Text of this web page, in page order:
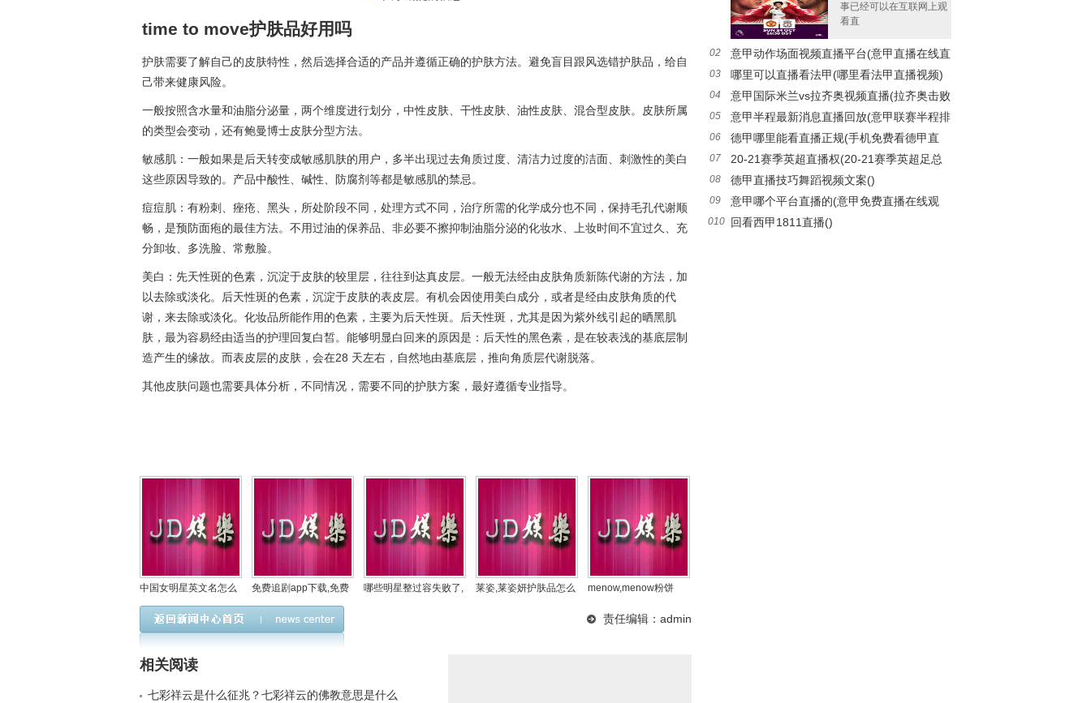
time to move护肤品好用吗
护肤需要了解自己的皮肤特性，然后选择合适的产品并遵循正确的护肤方法。避免盲目跟风选错护肤品，给自
己带来健康风险。
一般按照含水量和油脂分泌量，两个维度进行划分，中性皮肤、干性皮肤、油性皮肤、混合型皮肤。皮肤所属
的类型会变动，还有鲍曼博士皮肤分型方法。
敏感肌：一般如果是后天转变成敏感肌肤的用户，多半出现过去角质过度、清洁力过度的洁面、刺激性的美白
这些原因导致的。产品中酸性、碱性、防腐剂等都是敏感肌的禁忌。
痘痘肌：有粉刺、痤疮、黑头，所处阶段不同，处理方式不同，治疗所需的化学成分也不同，保持毛孔代谢顺
畅，是预防面疱的最佳方法。不用过油的保养品、非必要不擦抑制油脂分泌的化妆水、上妆时间不宜过久、充
分卸妆、多洗脸、常敷脸。
美白：先天性斑的色素，沉淀于皮肤的较里层，往往到达真皮层。一般无法经由皮肤角质新陈代谢的方法，加
以去除或淡化。后天性斑的色素，沉淀于皮肤的表皮层。有机会因使用美白成分，或者是经由皮肤角质的代
谢，来去除或淡化。化妆品所能作用的色素，主要为后天性斑。后天性斑，尤其是因为紫外线引起的晒黑肌
肤，最为容易经由适当的护理回复白皙。能够明显白回来的原因是：后天性的黑色素，是在较表浅的基底层制
造产生的缘故。而表皮层的皮肤，会在28 天左右，自然地由基底层，推向角质层代谢脱落。
其他皮肤问题也需要具体分析，不同情况，需要不同的护肤方案，最好遵循专业指导。
中国女明星英文名怎么
写,女明星英文名大
免费追剧app下载,免费
追剧APP下载最新版下
哪些明星整过容失败了,
莱姿,莱姿妍护肤品怎么
menow,menow粉饼
责任编辑：admin
相关阅读
七彩祥云是什么征兆？七彩祥云的佛教意思是什么
事已经可以在互联网上观
看直
02
意甲动作场面视频直播平台(意甲直播在线直
播免费观看)
03 哪里可以直播看法甲(哪里看法甲直播视频)
04
意甲国际米兰vs拉齐奥视频直播(拉齐奥击败
国际米兰跃居意甲第二)
05
意甲半程最新消息直播回放(意甲联赛半程排
名榜前十)
06
德甲哪里能看直播正规(手机免费看德甲直
播)
07
20-21赛季英超直播权(20-21赛季英超足总
杯赛程)
08 德甲直播技巧舞蹈视频文案()
09
意甲哪个平台直播的(意甲免费直播在线观
看)
010 回看西甲1811直播()